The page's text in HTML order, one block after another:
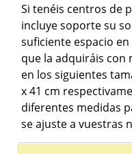
Si tenéis centros de
incluye soporte su
suficiente espacio
que la adquiráis con
en los siguientes
x 41 cm
diferentes medidas
se ajuste a vuestras